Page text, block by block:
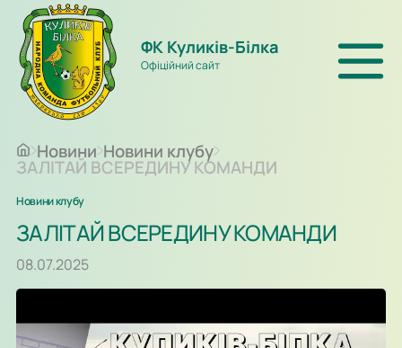
ФК Куликів-Білка
Офіційний сайт
Новини Новини клубу
ЗАЛІТАЙ ВСЕРЕДИНУ КОМАНДИ
Новини клубу
ЗАЛІТАЙ ВСЕРЕДИНУ КОМАНДИ
08.07.2025